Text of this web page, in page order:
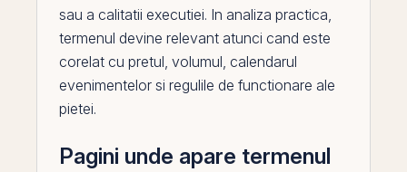
sau a calitatii executiei. In analiza practica,
termenul devine relevant atunci cand este
corelat cu pretul, volumul, calendarul
evenimentelor si regulile de functionare ale
pietei.
Pagini unde apare termenul